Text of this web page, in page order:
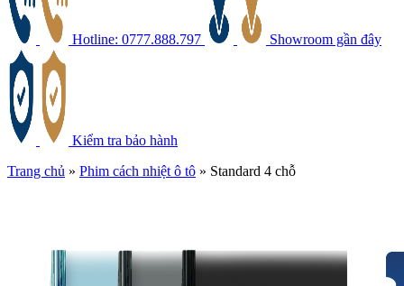
Hotline: 0777.888.797 Showroom gần đây
Kiểm tra bảo hành
Trang chủ » Phim cách nhiệt ô tô » Standard 4 chỗ